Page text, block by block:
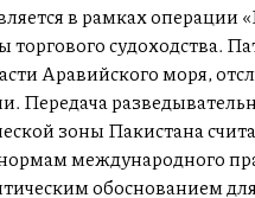
в рамках операции
судоходства.
Аравийского моря,
Передача
зоны Пакистана
международного
обоснованием